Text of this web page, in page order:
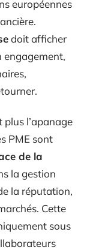
européennes
doit afficher
engagement,
plus l’apanage
PME sont
de la
la gestion
la réputation,
Cette
sous